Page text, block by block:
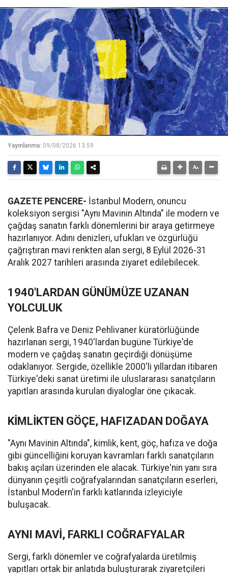
Yayınlanma: 09/08/2026 13:59
GAZETE PENCERE- İstanbul Modern, onuncu
koleksiyon sergisi "Aynı Mavinin Altında" ile modern ve
çağdaş sanatın farklı dönemlerini bir araya getirmeye
hazırlanıyor. Adını denizleri, ufukları ve özgürlüğü
çağrıştıran mavi renkten alan sergi, 8 Eylül 2026-31
Aralık 2027 tarihleri arasında ziyaret edilebilecek.
1940'LARDAN GÜNÜMÜZE UZANAN
YOLCULUK
Çelenk Bafra ve Deniz Pehlivaner küratörlüğünde
hazırlanan sergi, 1940'lardan bugüne Türkiye'de
modern ve çağdaş sanatın geçirdiği dönüşüme
odaklanıyor. Sergide, özellikle 2000'li yıllardan itibaren
Türkiye'deki sanat üretimi ile uluslararası sanatçıların
yapıtları arasında kurulan diyaloglar öne çıkacak.
KİMLİKTEN GÖÇE, HAFIZADAN DOĞAYA
"Aynı Mavinin Altında", kimlik, kent, göç, hafıza ve doğa
gibi güncelliğini koruyan kavramları farklı sanatçıların
bakış açıları üzerinden ele alacak. Türkiye'nin yanı sıra
dünyanın çeşitli coğrafyalarından sanatçıların eserleri,
İstanbul Modern'in farklı katlarında izleyiciyle
buluşacak.
AYNI MAVİ, FARKLI COĞRAFYALAR
Sergi, farklı dönemler ve coğrafyalarda üretilmiş
yapıtları ortak bir anlatıda buluşturarak ziyaretçileri